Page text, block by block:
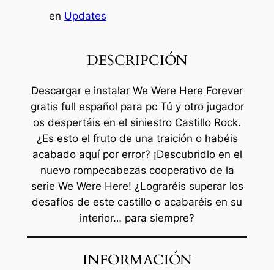
en Updates
DESCRIPCIÓN
Descargar e instalar We Were Here Forever
gratis full español para pc Tú y otro jugador
os despertáis en el siniestro Castillo Rock.
¿Es esto el fruto de una traición o habéis
acabado aquí por error? ¡Descubridlo en el
nuevo rompecabezas cooperativo de la
serie We Were Here! ¿Lograréis superar los
desafíos de este castillo o acabaréis en su
interior… para siempre?
INFORMACIÓN